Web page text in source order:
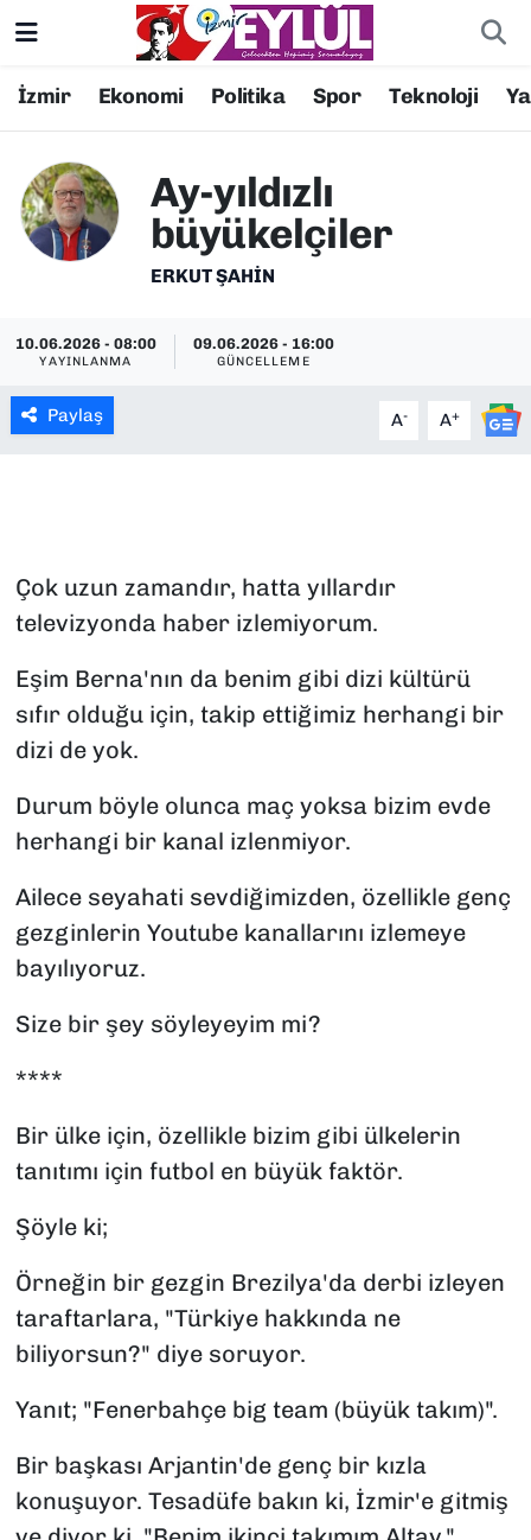
İzmir Ekonomi Politika Spor Teknoloji
Ay-yıldızlı
büyükelçiler
ERKUT ŞAHIN
10.06.2026 - 08:00
YAYINLANMA
09.06.2026 - 16:00
GÜNCELLEME
Paylaş A- A+
Çok uzun zamandır, hatta yıllardır
televizyonda haber izlemiyorum.
Eşim Berna'nın da benim gibi dizi kültürü
sıfır olduğu için, takip ettiğimiz herhangi bir
dizi de yok.
Durum böyle olunca maç yoksa bizim evde
herhangi bir kanal izlenmiyor.
Ailece seyahati sevdiğimizden, özellikle genç
gezginlerin Youtube kanallarını izlemeye
bayılıyoruz.
Size bir şey söyleyeyim mi?
****
Bir ülke için, özellikle bizim gibi ülkelerin
tanıtımı için futbol en büyük faktör.
Şöyle ki;
Örneğin bir gezgin Brezilya'da derbi izleyen
taraftarlara, "Türkiye hakkında ne
biliyorsun?" diye soruyor.
Yanıt; "Fenerbahçe big team (büyük takım)".
Bir başkası Arjantin'de genç bir kızla
konuşuyor. Tesadüfe bakın ki, İzmir'e gitmiş
Resmi İlanlar
DÜNYA
EKONOMİ
KÜLTÜR SANAT
SPOR
TEKNOLOJİ
YAŞAM
YEREL YÖNETİMLER
Konak Nöbetçi Eczaneler
Konak Trafik Yoğunluk Haritası
Süper Lig Puan Durumu ve Fikstür
Tüm Manşetler
Son Dakika Haberleri